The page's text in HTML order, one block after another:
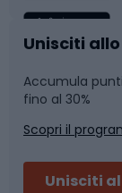
Caschi da
Skitouring
Nuoto
Pattinaggio
Unisciti
Accumula
fino al 30%
Scopri il
Unisciti